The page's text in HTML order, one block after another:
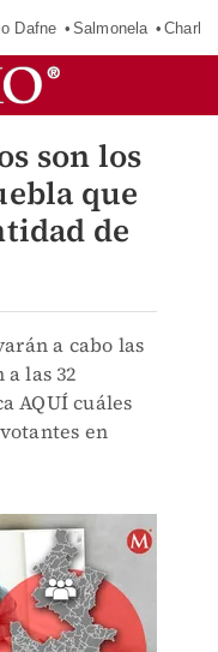
Dafne Salmonela
son los
que
de
a cabo las
las 32
AQUÍ cuáles
en